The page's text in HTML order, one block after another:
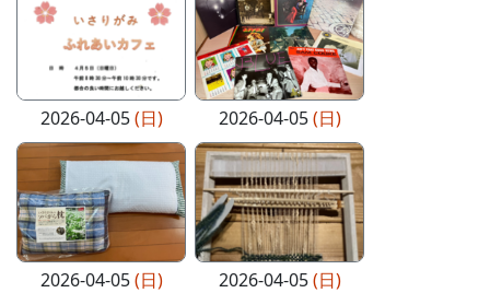
2026-04-05(日) 2026-04-05(日)
2026-04-05(日) 2026-04-05(日)